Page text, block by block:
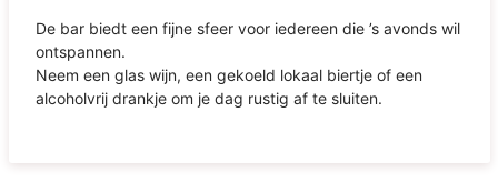
De bar biedt een fijne sfeer voor iedereen die ’s avonds wil
ontspannen.
Neem een glas wijn, een gekoeld lokaal biertje of een
alcoholvrij drankje om je dag rustig af te sluiten.